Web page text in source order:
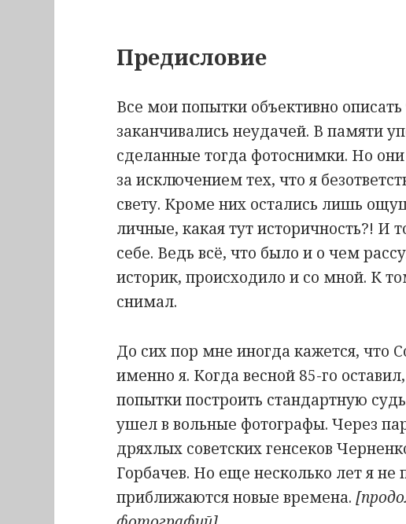
Предисловие
Все мои попытки объективно
заканчивались неудачей. В памяти
сделанные тогда фотоснимки. Но
за исключением тех, что я
свету. Кроме них остались лишь
личные, какая тут историчность?! И
себе. Ведь всё, что было и о чем
историк, происходило и со мной. К
снимал.
До сих пор мне иногда кажется, что
именно я. Когда весной 85-го
попытки построить стандартную
ушел в вольные фотографы. Через
дряхлых советских генсеков
Горбачев. Но еще несколько лет я не
приближаются новые времена.